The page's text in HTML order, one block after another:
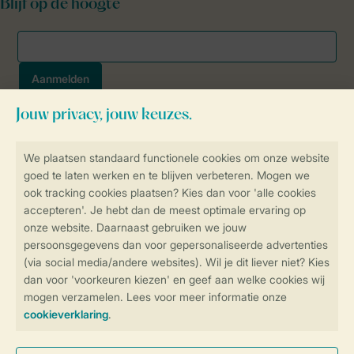
Controle over jouw gegevens &
privacy
SSL certificaat
Veilige gegevensoverdracht
Veilige betaling
Blijf op de hoogte